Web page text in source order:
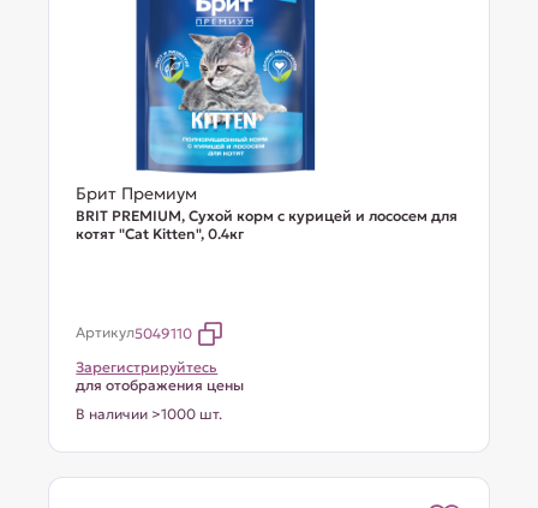
Брит Премиум
BRIT PREMIUM, Сухой корм с курицей и лососем для
котят "Cat Kitten", 0.4кг
Артикул5049110
Зарегистрируйтесь
для отображения цены
В наличии >1000 шт.